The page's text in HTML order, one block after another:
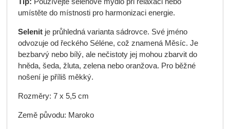
umístěte do místnosti pro harmonizaci energie.
Selenit je průhledná varianta sádrovce. Své jméno
odvozuje od řeckého Séléne, což znamená Měsíc. Je
bezbarvý nebo bílý, ale nečistoty jej mohou zbarvit do
hněda, šeda, žluta, zelena nebo oranžova. Pro běžné
nošení je příliš měkký.
Rozměry: 7 x 5,5 cm
Země původu: Maroko